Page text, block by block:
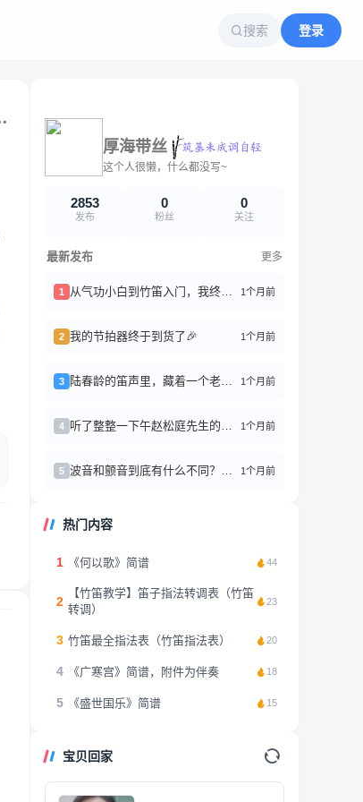
搜索 登录
厚海带丝
这个人很懒，什么都没写~
2853
发布
0
粉丝
0
关注
最新发布 更多
1 从气功小白到竹笛入门，我终于搞懂了“丹田”是啥 1个月前
2 我的节拍器终于到货了🎉 1个月前
3 陆春龄的笛声里，藏着一个老上海 1个月前
4 听了整整一下午赵松庭先生的笛子作品，心情久久不能平复 1个月前
5 波音和颤音到底有什么不同？别再傻傻分不清了 1个月前
热门内容
1 《何以歌》简谱 44
2
【竹笛教学】笛子指法转调表（竹笛
转调）
23
3 竹笛最全指法表（竹笛指法表） 20
4 《广寒宫》简谱，附件为伴奏 18
5 《盛世国乐》简谱 15
宝贝回家